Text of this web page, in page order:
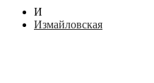
И
Измайловская